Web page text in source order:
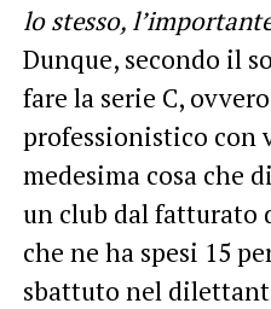
lo stesso,
Dunque, secondo il
fare la serie C,
professionistico con
medesima cosa che
un club dal fatturato
che ne ha spesi 15
sbattuto nel